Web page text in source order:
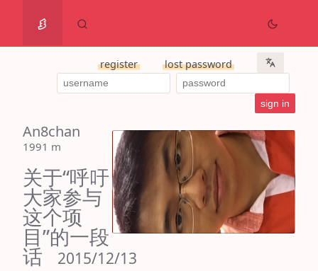
register lost password
An8chan
1991 m
关于“呼吁
大家参与
这个项
目”的一段
话 2015/12/13